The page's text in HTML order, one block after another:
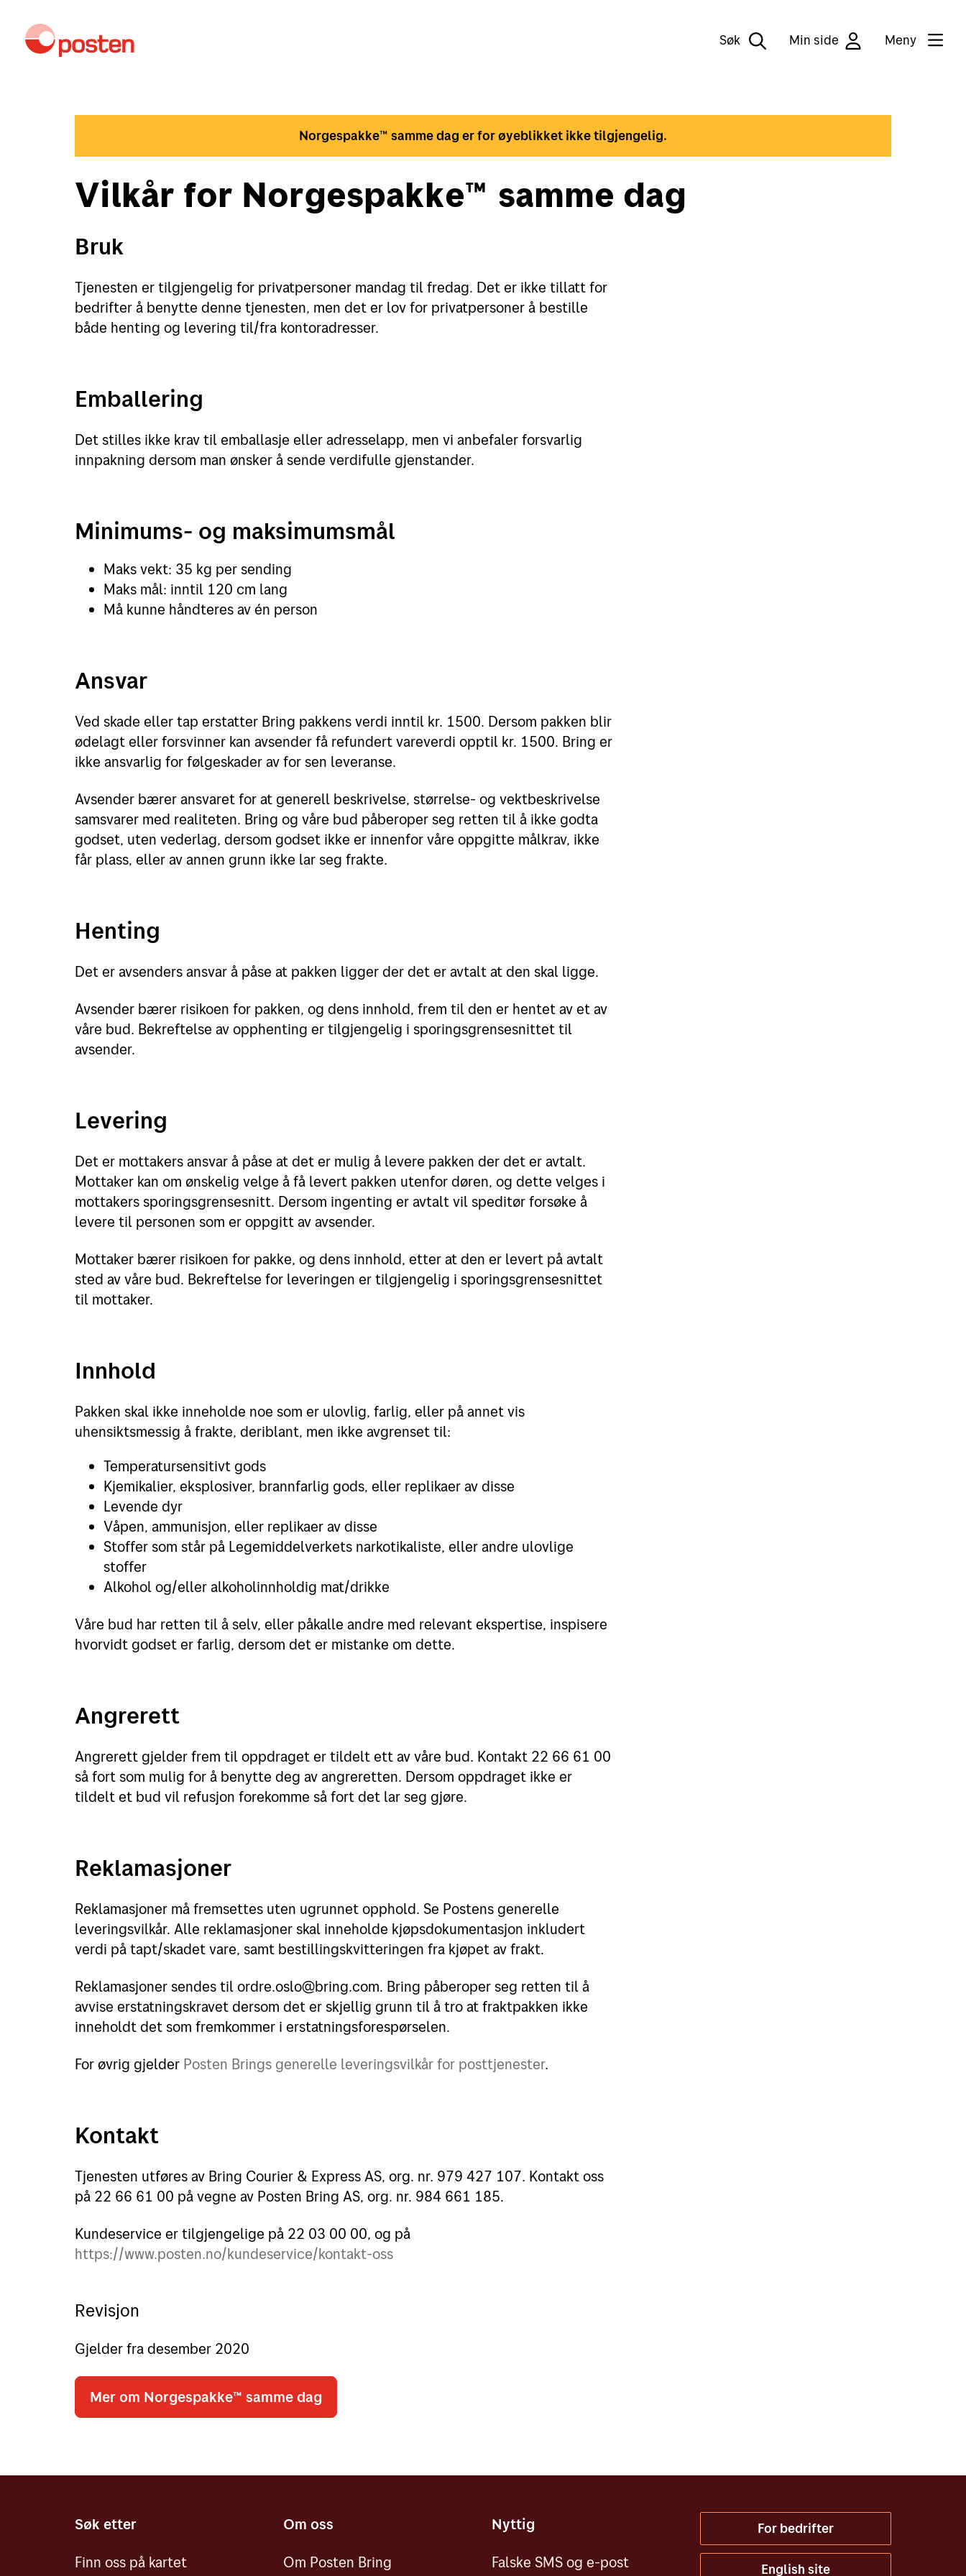
Søk Min side Meny
Norgespakke™ samme dag er for øyeblikket ikke tilgjengelig.
Vilkår for Norgespakke™ samme dag
Bruk
Tjenesten er tilgjengelig for privatpersoner mandag til fredag. Det er ikke tillatt for
bedrifter å benytte denne tjenesten, men det er lov for privatpersoner å bestille
både henting og levering til/fra kontoradresser.
Emballering
Det stilles ikke krav til emballasje eller adresselapp, men vi anbefaler forsvarlig
innpakning dersom man ønsker å sende verdifulle gjenstander.
Minimums- og maksimumsmål
Maks vekt: 35 kg per sending
Maks mål: inntil 120 cm lang
Må kunne håndteres av én person
Ansvar
Ved skade eller tap erstatter Bring pakkens verdi inntil kr. 1500. Dersom pakken blir
ødelagt eller forsvinner kan avsender få refundert vareverdi opptil kr. 1500. Bring er
ikke ansvarlig for følgeskader av for sen leveranse.
Avsender bærer ansvaret for at generell beskrivelse, størrelse- og vektbeskrivelse
samsvarer med realiteten. Bring og våre bud påberoper seg retten til å ikke godta
godset, uten vederlag, dersom godset ikke er innenfor våre oppgitte målkrav, ikke
får plass, eller av annen grunn ikke lar seg frakte.
Henting
Det er avsenders ansvar å påse at pakken ligger der det er avtalt at den skal ligge.
Avsender bærer risikoen for pakken, og dens innhold, frem til den er hentet av et av
våre bud. Bekreftelse av opphenting er tilgjengelig i sporingsgrensesnittet til
avsender.
Levering
Det er mottakers ansvar å påse at det er mulig å levere pakken der det er avtalt.
Mottaker kan om ønskelig velge å få levert pakken utenfor døren, og dette velges i
mottakers sporingsgrensesnitt. Dersom ingenting er avtalt vil speditør forsøke å
levere til personen som er oppgitt av avsender.
Mottaker bærer risikoen for pakke, og dens innhold, etter at den er levert på avtalt
sted av våre bud. Bekreftelse for leveringen er tilgjengelig i sporingsgrensesnittet
til mottaker.
Innhold
Pakken skal ikke inneholde noe som er ulovlig, farlig, eller på annet vis
uhensiktsmessig å frakte, deriblant, men ikke avgrenset til:
Temperatursensitivt gods
Kjemikalier, eksplosiver, brannfarlig gods, eller replikaer av disse
Levende dyr
Våpen, ammunisjon, eller replikaer av disse
Stoffer som står på Legemiddelverkets narkotikaliste, eller andre ulovlige
stoffer
Alkohol og/eller alkoholinnholdig mat/drikke
Våre bud har retten til å selv, eller påkalle andre med relevant ekspertise, inspisere
hvorvidt godset er farlig, dersom det er mistanke om dette.
Angrerett
Angrerett gjelder frem til oppdraget er tildelt ett av våre bud. Kontakt 22 66 61 00
så fort som mulig for å benytte deg av angreretten. Dersom oppdraget ikke er
tildelt et bud vil refusjon forekomme så fort det lar seg gjøre.
Reklamasjoner
Reklamasjoner må fremsettes uten ugrunnet opphold. Se Postens generelle
leveringsvilkår. Alle reklamasjoner skal inneholde kjøpsdokumentasjon inkludert
verdi på tapt/skadet vare, samt bestillingskvitteringen fra kjøpet av frakt.
Reklamasjoner sendes til ordre.oslo@bring.com. Bring påberoper seg retten til å
avvise erstatningskravet dersom det er skjellig grunn til å tro at fraktpakken ikke
inneholdt det som fremkommer i erstatningsforespørselen.
For øvrig gjelder Posten Brings generelle leveringsvilkår for posttjenester.
Kontakt
Tjenesten utføres av Bring Courier & Express AS, org. nr. 979 427 107. Kontakt oss
på 22 66 61 00 på vegne av Posten Bring AS, org. nr. 984 661 185.
Kundeservice er tilgjengelige på 22 03 00 00, og på
https://www.posten.no/kundeservice/kontakt-oss
Revisjon
Gjelder fra desember 2020
Mer om Norgespakke™ samme dag
Søk etter
Finn oss på kartet
Om oss
Om Posten Bring
Nyttig
Falske SMS og e-post
For bedrifter
English site